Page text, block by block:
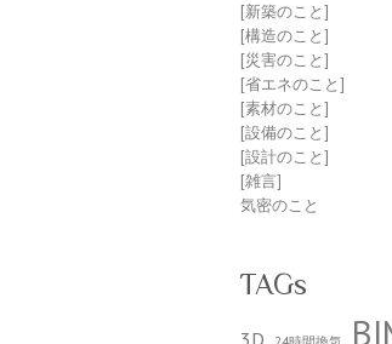
[新築のこと]
[構造のこと]
[災害のこと]
[省エネのこと]
[素材のこと]
[設備のこと]
[設計のこと]
[雑言]
気密のこと
TAGs
3D